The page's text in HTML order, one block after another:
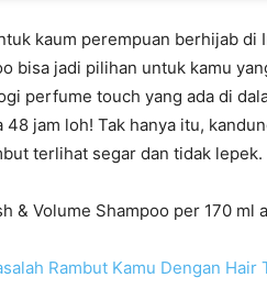
kaum perempuan berhijab di
bisa jadi pilihan untuk kamu
perfume touch yang ada di
jam loh! Tak hanya itu,
terlihat segar dan tidak lepek.
& Volume Shampoo per 170 ml
Rambut Kamu Dengan Hair